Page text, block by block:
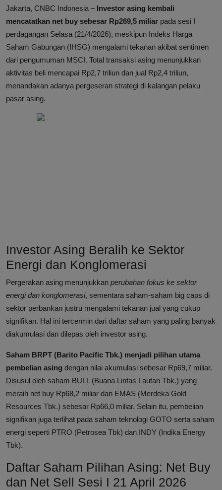
Jakarta, CNBC Indonesia – Investor asing kembali
mencatatkan net buy sebesar Rp269,5 miliar pada sesi I
perdagangan Selasa (21/4/2026), meskipun Indeks Harga
Saham Gabungan (IHSG) mengalami tekanan akibat sentimen
dari pengumuman MSCI. Total transaksi asing menunjukkan
aktivitas beli mencapai Rp2,7 triliun dan jual Rp2,4 triliun,
menandakan adanya pergeseran strategi di kalangan pelaku
pasar asing.
Investor Asing Beralih ke Sektor
Energi dan Konglomerasi
Pergerakan asing menunjukkan perubahan fokus ke sektor
energi dan konglomerasi, sementara saham-saham big caps di
sektor perbankan justru mengalami tekanan jual yang cukup
signifikan. Hal ini tercermin dari daftar saham yang paling banyak
diakumulasi dan dilepas oleh investor asing.
Saham BRPT (Barito Pacific Tbk.) menjadi pilihan utama
pembelian asing dengan nilai akumulasi sebesar Rp69,7 miliar.
Disusul oleh saham BULL (Buana Lintas Lautan Tbk.) yang
meraih net buy Rp68,2 miliar dan EMAS (Merdeka Gold
Resources Tbk.) sebesar Rp66,0 miliar. Selain itu, pembelian
signifikan juga terlihat pada saham teknologi GOTO serta saham
energi seperti PTRO (Petrosea Tbk) dan INDY (Indika Energy
Tbk).
Daftar Saham Pilihan Asing: Net Buy
dan Net Sell Sesi I 21 April 2026